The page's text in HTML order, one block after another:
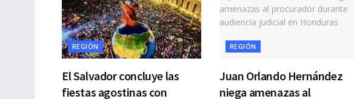
REGIÓN
El Salvador concluye las
fiestas agostinas con
REGIÓN
Juan Orlando Hernández
niega amenazas al